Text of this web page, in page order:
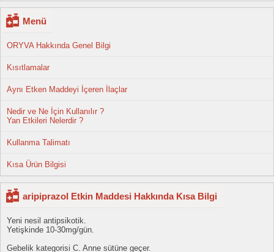
Menü
ORYVA Hakkında Genel Bilgi
Kısıtlamalar
Aynı Etken Maddeyi İçeren İlaçlar
Nedir ve Ne İçin Kullanılır ?
Yan Etkileri Nelerdir ?
Kullanma Talimatı
Kısa Ürün Bilgisi
aripiprazol Etkin Maddesi Hakkında Kısa Bilgi
Yeni nesil antipsikotik.
Yetişkinde 10-30mg/gün.
Gebelik kategorisi C. Anne sütüne geçer.